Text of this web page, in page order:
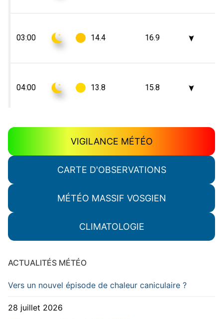
VIGILANCE MÉTÉO
CARTE D'OBSERVATIONS
MÉTÉO MASSIF VOSGIEN
CLIMATOLOGIE
ACTUALITÉS MÉTÉO
Vers un nouvel épisode de chaleur caniculaire ?
28 juillet 2026